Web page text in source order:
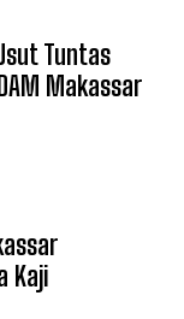
Tuntas
Makassar
Kaji